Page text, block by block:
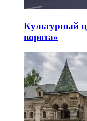
Культурный
ворота»